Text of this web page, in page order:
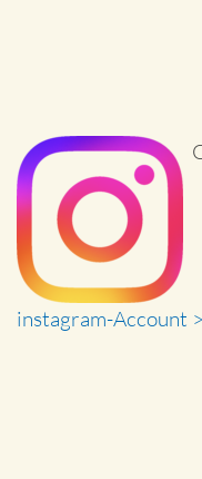
instagram-Account